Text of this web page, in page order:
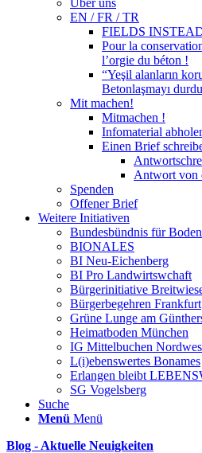
Über uns
EN / FR / TR
FIELDS
Pour la
l’orgie du béton !
“Yeşil alanların
Betonlaşmayı
Mit machen!
Mitmachen !
Infomaterial
Einen Brief
Antwort von
Spenden
Offener Brief
Weitere Initiativen
Bundesbündnis für
BIONALES
BI Neu-Eichenberg
BI Pro Landwirtswchaft
Bürgerinitiative
Bürgerbegehren Frankfurt
Grüne Lunge am
Heimatboden München
IG Mittelbuchen
L(i)ebenswertes Bonames
Erlangen bleibt
SG Vogelsberg
Suche
Menü Menü
Blog - Aktuelle Neuigkeiten